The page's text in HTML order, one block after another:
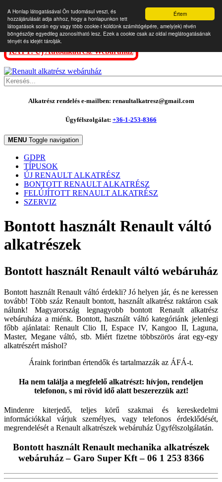
Értem
A Honlap látogatásával Ön tudomásul veszi, és
hozzájárulását adja ahhoz, hogy a honlapunkon tett
látogatások során egy vagy több cookie-t küldünk számítógépére, amely(ek) révén
böngészője egyedileg azonosítható lesz. Ezek a cookie csak az oldal meglátogatásának
tényét és idejét tárolják.
KATT: Új Autóalkatrész Webáruház
Alkatrész rendelés e-mailben: renaultalkatresz@gmail.com
Ügyfélszolgálat: +36-1-253-8366
MENU Toggle navigation
GDPR
TÍPUSOK
ÚJ RENAULT ALKATRÉSZ
BONTOTT RENAULT ALKATRÉSZ
FELÚJÍTOTT RENAULT ALKATRÉSZ
SZERVIZ
Bontott használt Renault váltó
alkatrészek
Bontott használt Renault váltó webáruház
Bontott használt Renault váltó érdekli? Jó helyen jár, és ne keressen
tovább! Több száz Renault bontott, használt alkatrész raktáron csak
nálunk! Magyarország legnagyobb bontott Renault alkatrész
webáruháza a miénk. Bontott, használt váltó kategóriánk jelenlegi
főbb ajánlatai: Renault Clio II, Espace IV, Kangoo II, Laguna,
Master, Megane váltó, stb. Miért fizetne többszörös árat egy-egy
alkatrészért máshol?
Áraink forintban értendők és tartalmazzák az ÁFÁ-t.
Ha nem találja a megfelelő alkatrészt: hívjon, rendeljen
telefonon, s mi rövid idő alatt beszerezzük azt!
Mindenre kiterjedő, teljes körű szakmai és kereskedelmi
információkkal várjuk személyes, vagy telefonos érdeklődését,
megrendelését a Renault alkatrészek webáruház Ügyfélszolgálatán.
Bontott használt Renault mechanika alkatrészek
webáruház – Garo Super Kft – 06 1 253 8366